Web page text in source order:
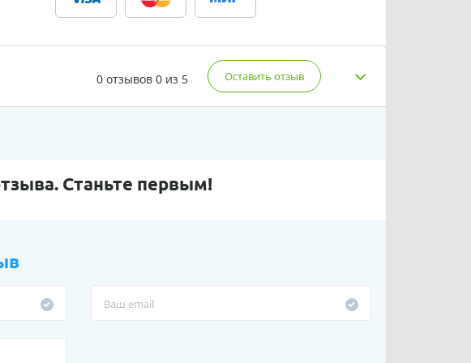
0 отзывов 0 из 5 Оставить отзыв
Станьте первым!